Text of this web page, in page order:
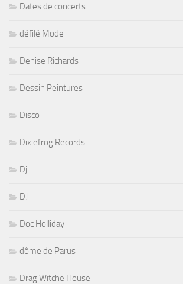
Dates de concerts
défilé Mode
Denise Richards
Dessin Peintures
Disco
Dixiefrog Records
Dj
DJ
Doc Holliday
dôme de Parus
Drag Witche House